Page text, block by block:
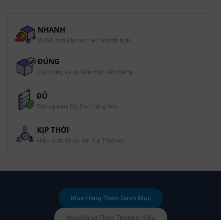
dựng (kết cấu thép), nhờ chi phí thấp và hiệu quả cao.
NHANH
Vì Đổi mới liên tục nên Nhanh hơn
ĐÚNG
Coi trọng và ưu tiên việc làm Đúng
ĐỦ
Tìm và mua Đủ Đơn hàng hơn
KỊP THỜI
Hiệu suất tối ưu bởi Kịp Thời hơn
Mua Hàng Theo Danh Mục
Mua Hàng Theo Thương Hiệu